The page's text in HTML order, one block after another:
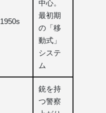
1950s
中心。
最初期
の「移
動式」
システ
ム
銃を持
つ警察